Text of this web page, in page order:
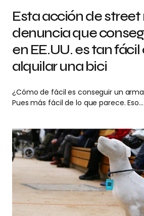
Esta acción de
denuncia que
en EE.UU. es tan
alquilar una bici
¿Cómo de fácil es conseguir un arma
Pues más fácil de lo que parece. Eso…